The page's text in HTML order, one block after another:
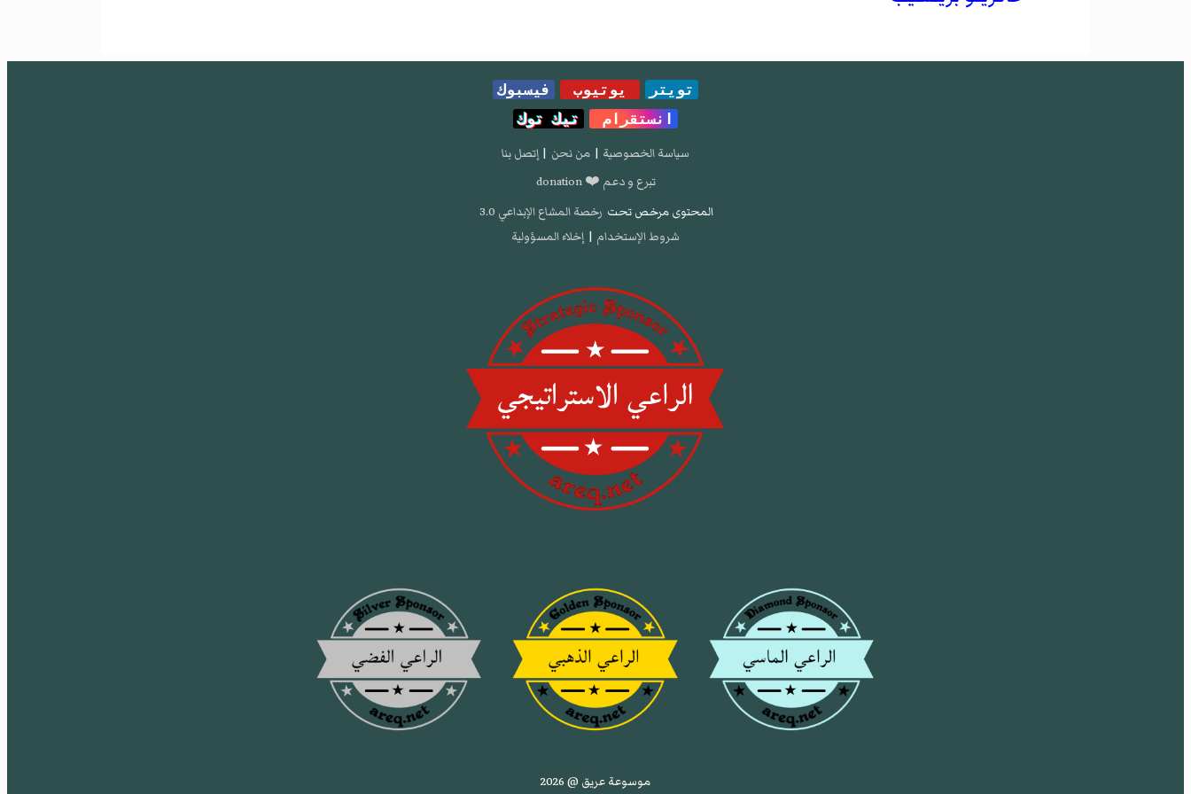
تويتر يوتيوب
فيسبوك
انستقرام
تيك توك
سياسة الخصوصية | من نحن | إتصل بنا
تبرع و دعم ❤️ donation
المحتوى مرخص تحت رخصة المشاع الإبداعي 3.0
شروط الإستخدام | إخلاء المسؤولية
موسوعة عريق @ 2026